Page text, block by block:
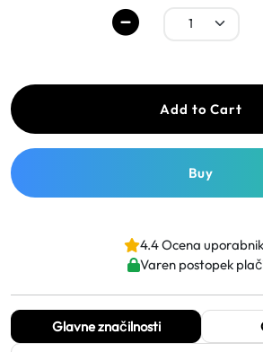
Add to Cart
Buy
4.4 Ocena
Varen postopek
Glavne značilnosti